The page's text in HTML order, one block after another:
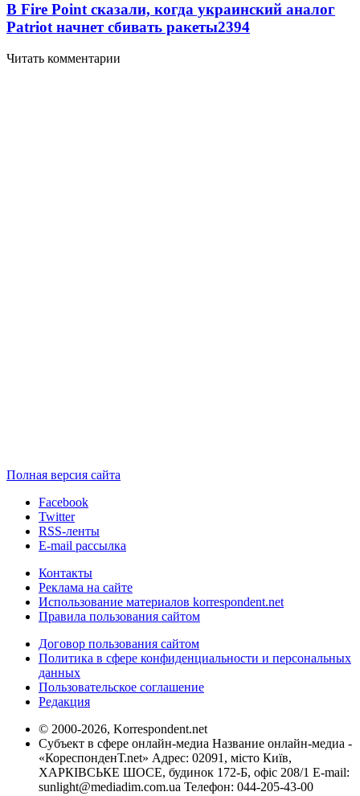
В Fire Point сказали, когда украинский аналог
Patriot начнет сбивать ракеты2394
Читать комментарии
Полная версия сайта
Facebook
Twitter
RSS-ленты
E-mail рассылка
Контакты
Реклама на сайте
Использование материалов korrespondent.net
Правила пользования сайтом
Договор пользования сайтом
Политика в сфере конфиденциальности и персональных
данных
Пользовательское соглашение
Редакция
© 2000-2026, Korrespondent.net
Субъект в сфере онлайн-медиа Название онлайн-медиа -
«КореспонденТ.net» Адрес: 02091, місто Київ,
ХАРКІВСЬКЕ ШОСЕ, будинок 172-Б, офіс 208/1 E-mail:
sunlight@mediadim.com.ua Телефон: 044-205-43-00